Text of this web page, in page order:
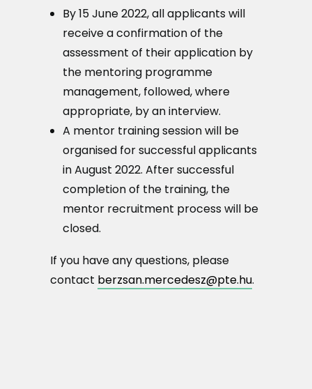
By 15 June 2022, all applicants will
receive a confirmation of the
assessment of their application by
the mentoring programme
management, followed, where
appropriate, by an interview.
A mentor training session will be
organised for successful applicants
in August 2022. After successful
completion of the training, the
mentor recruitment process will be
closed.
If you have any questions, please
contact berzsan.mercedesz@pte.hu.